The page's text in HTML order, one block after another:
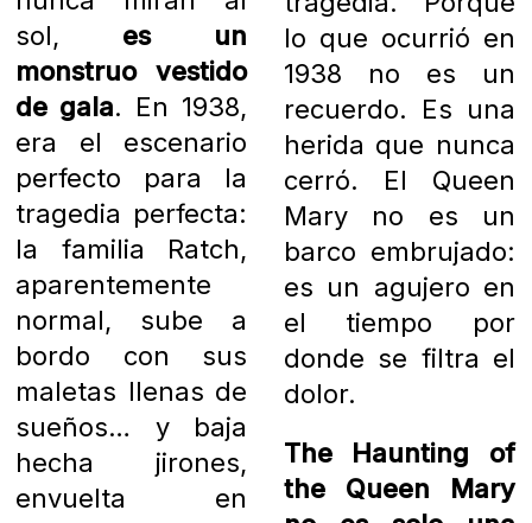
sol, es un
monstruo vestido
de gala. En 1938,
era el escenario
perfecto para la
tragedia perfecta:
la familia Ratch,
aparentemente
normal, sube a
bordo con sus
maletas llenas de
sueños… y baja
hecha jirones,
envuelta en
lo que ocurrió en
1938 no es un
recuerdo. Es una
herida que nunca
cerró. El Queen
Mary no es un
barco embrujado:
es un agujero en
el tiempo por
donde se filtra el
dolor.
The Haunting of
the Queen Mary